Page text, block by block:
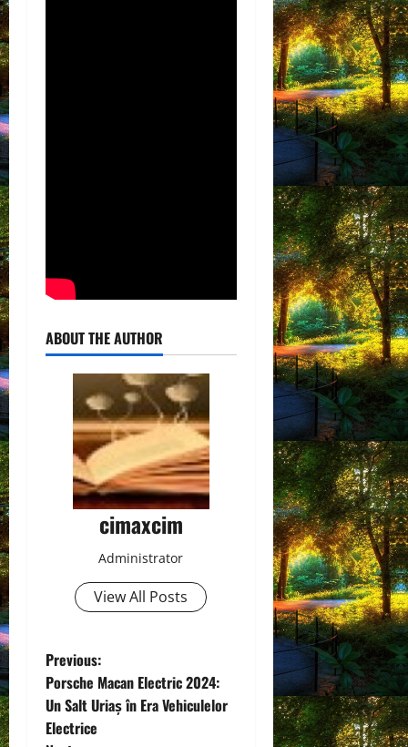
ABOUT THE AUTHOR
cimaxcim
Administrator
View All Posts
P
o
Previous:
Porsche Macan Electric 2024:
Un Salt Uriaș în Era Vehiculelor
Electrice